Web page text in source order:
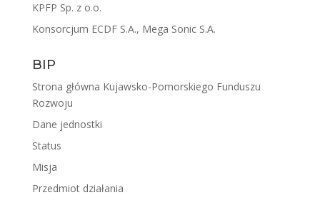
KPFP Sp. z o.o.
Konsorcjum ECDF S.A., Mega Sonic S.A.
BIP
Strona główna Kujawsko-Pomorskiego Funduszu
Rozwoju
Dane jednostki
Status
Misja
Przedmiot działania